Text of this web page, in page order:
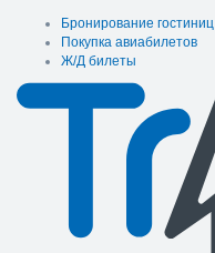
Бронирование гостиниц
Покупка авиабилетов
Ж/Д билеты